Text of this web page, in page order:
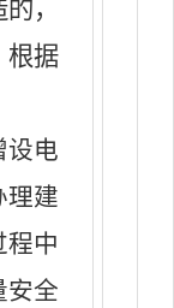
，
根据
设电
理建
程中
安全